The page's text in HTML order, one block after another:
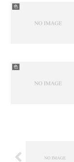
色
色